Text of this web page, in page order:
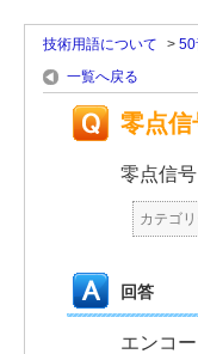
技術用語について > 50
一覧へ戻る
零点信
零点信号
カテゴ
回答
エンコ